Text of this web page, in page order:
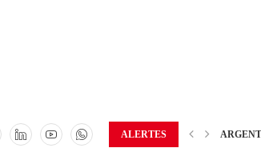
ALERTES